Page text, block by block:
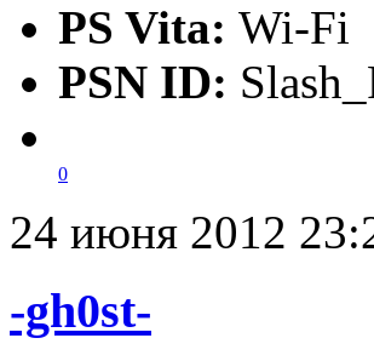
PS Vita: Wi-Fi
PSN ID:
0
24 июня 2012
-gh0st-